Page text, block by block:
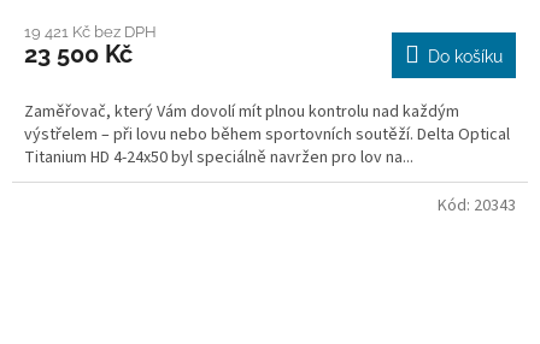
19 421 Kč bez DPH
23 500 Kč Do košíku
Zaměřovač, který Vám dovolí mít plnou kontrolu nad každým
výstřelem – při lovu nebo během sportovních soutěží. Delta Optical
Titanium HD 4-24x50 byl speciálně navržen pro lov na...
Kód: 20343